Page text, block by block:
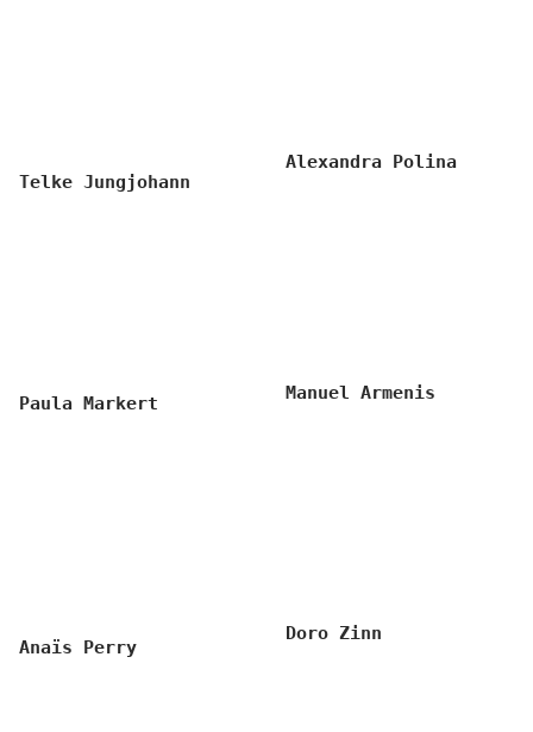
Telke Jungjohann
Alexandra Polina
Paula Markert Manuel Armenis
Anaïs Perry
Doro Zinn